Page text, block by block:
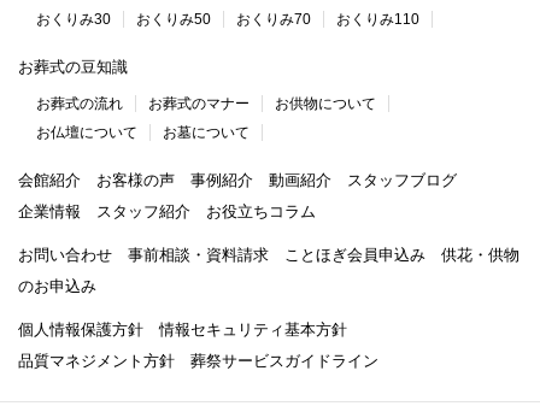
おくりみ30 おくりみ50 おくりみ70 おくりみ110
お葬式の豆知識
お葬式の流れ お葬式のマナー
お供物について
お仏壇について
お墓について
会館紹介 お客様の声 事例紹介 動画紹介
スタッフブログ
企業情報
スタッフ紹介 お役立ちコラム
お問い合わせ 事前相談・資料請求 ことほぎ会員申込み
供花・供物
のお申込み
個人情報保護方針
情報セキュリティ基本方針
品質マネジメント方針
葬祭サービスガイドライン